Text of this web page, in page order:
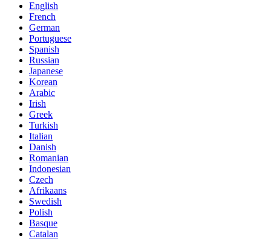
English
French
German
Portuguese
Spanish
Russian
Japanese
Korean
Arabic
Irish
Greek
Turkish
Italian
Danish
Romanian
Indonesian
Czech
Afrikaans
Swedish
Polish
Basque
Catalan